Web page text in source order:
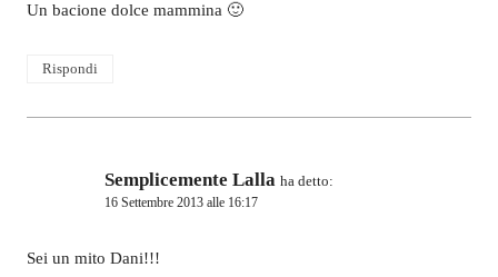
Un bacione dolce mammina 🙂
Rispondi
Semplicemente Lalla ha detto:
16 Settembre 2013 alle 16:17
Sei un mito Dani!!!